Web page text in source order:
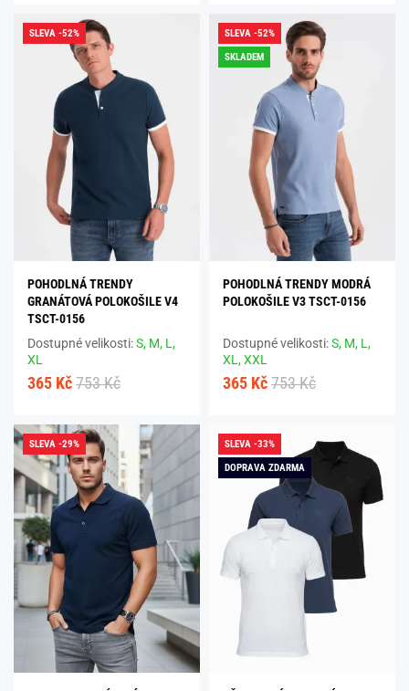
SLEVA -52%
POHODLNÁ TRENDY
GRANÁTOVÁ POLOKOŠILE V4
TSCT-0156
Dostupné velikosti:S, M, L,
XL
365 Kč 753 Kč
SLEVA -52%
SKLADEM
POHODLNÁ TRENDY MODRÁ
POLOKOŠILE V3 TSCT-0156
Dostupné velikosti:S, M, L,
XL,XXL
365 Kč 753 Kč
SLEVA -29%
SLEVA -33%
DOPRAVA ZDARMA